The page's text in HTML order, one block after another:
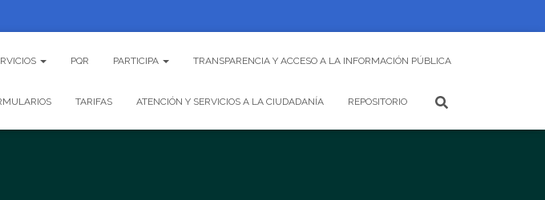
PQR PARTICIPA TRANSPARENCIA Y ACCESO A LA INFORMACIÓN PÚBLICA
TARIFAS ATENCIÓN Y SERVICIOS A LA CIUDADANÍA REPOSITORIO